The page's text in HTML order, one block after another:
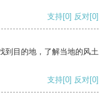
支持[0] 反对[0]
到目的地，了解当地的风土
支持[0] 反对[0]